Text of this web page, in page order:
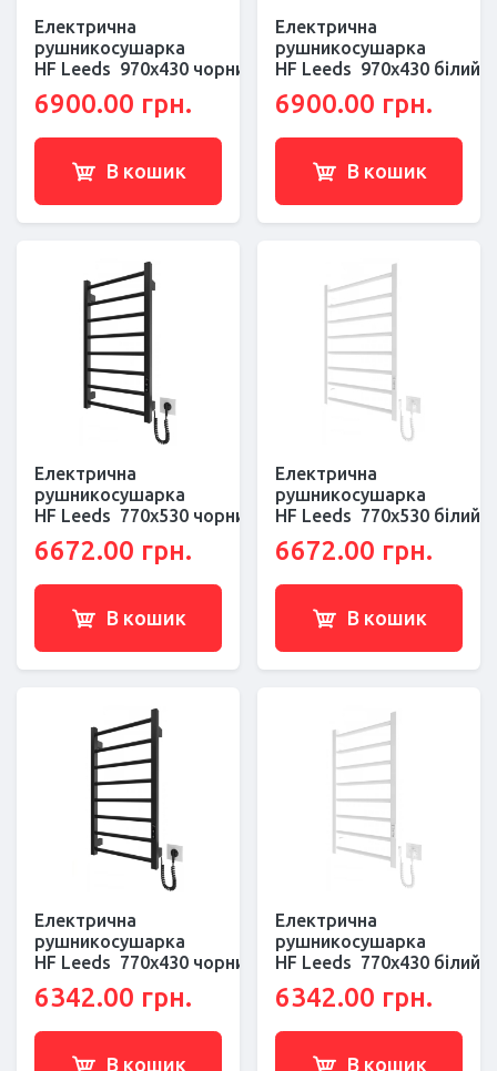
Електрична
рушникосушарка
HF Leeds 970x430 чорний мат
6900.00 грн.
В кошик
Електрична
рушникосушарка
HF Leeds 970x430 білий
6900.00 грн.
В кошик
Електрична
рушникосушарка
HF Leeds 770x530 чорний мат
6672.00 грн.
В кошик
Електрична
рушникосушарка
HF Leeds 770x530 білий
6672.00 грн.
В кошик
Електрична
рушникосушарка
HF Leeds 770x430 чорний мат
6342.00 грн.
В кошик
Електрична
рушникосушарка
HF Leeds 770x430 білий
6342.00 грн.
В кошик